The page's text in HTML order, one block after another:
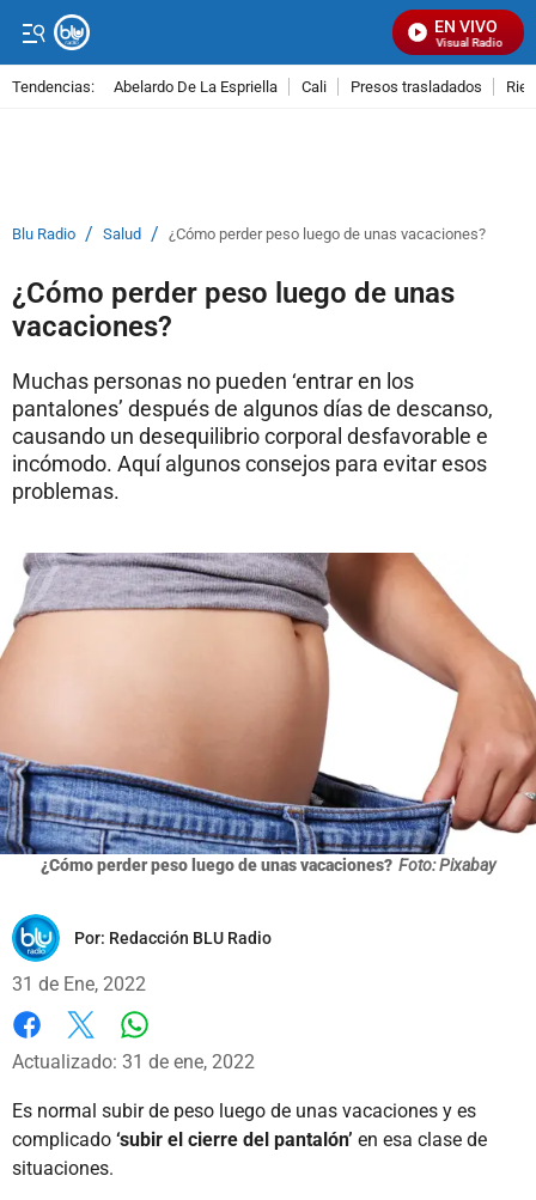
EN VIVO
Señal Visual Radio
Tendencias: Abelardo De La Espriella Cali Presos trasladados
Blu Radio / Salud / ¿Cómo perder peso luego de unas vacaciones?
¿Cómo perder peso luego de unas
vacaciones?
Muchas personas no pueden ‘entrar en los
pantalones’ después de algunos días de descanso,
causando un desequilibrio corporal desfavorable e
incómodo. Aquí algunos consejos para evitar esos
problemas.
¿Cómo perder peso luego de unas vacaciones? Foto: Pixabay
Por: Redacción BLU Radio
31 de Ene, 2022
Facebook
X
Actualizado: 31 de ene, 2022
Es normal subir de peso luego de unas vacaciones y es
complicado ‘subir el cierre del pantalón’ en esa clase de
situaciones.